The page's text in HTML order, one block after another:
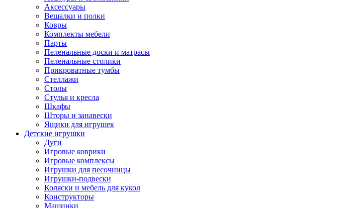
Аксессуары
Вешалки и полки
Ковры
Комплекты мебели
Парты
Пеленальные доски и матрасы
Пеленальные столики
Прикроватные тумбы
Стеллажи
Столы
Стулья и кресла
Шкафы
Шторы и занавески
Ящики для игрушек
Детские игрушки
Дуги
Игровые коврики
Игровые комплексы
Игрушки для песочницы
Игрушки-подвески
Коляски и мебель для кукол
Конструкторы
Машинки